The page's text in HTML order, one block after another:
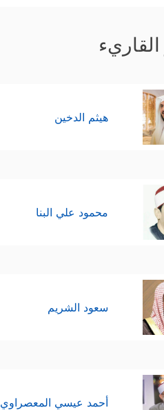
القاريء
هيثم الدخين
محمود علي البنا
سعود الشريم
أحمد عيسي المعصراوي